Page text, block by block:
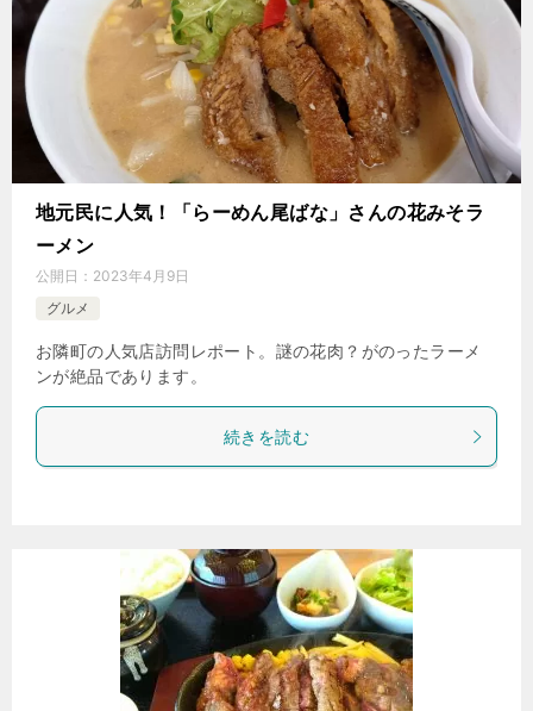
地元民に人気！「らーめん尾ばな」さんの花みそラ
ーメン
公開日： 2023年4月9日
グルメ
お隣町の人気店訪問レポート。謎の花肉？がのったラーメ
ンが絶品であります。
続きを読む